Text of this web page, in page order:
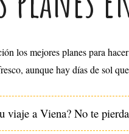
los mejores planes para
aunque hay días de sol
viaje a Viena? No te